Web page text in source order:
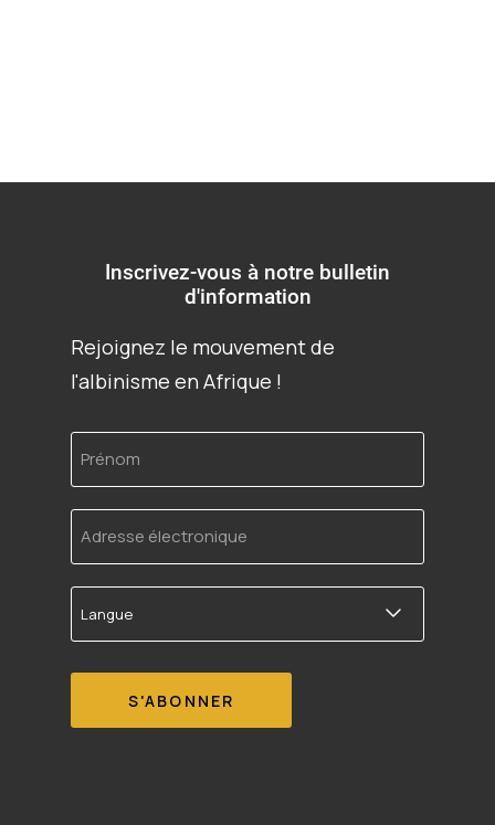
Inscrivez-vous à notre bulletin
d'information
Rejoignez le mouvement de
l'albinisme en Afrique !
Prénom
Adresse
électronique
Langue